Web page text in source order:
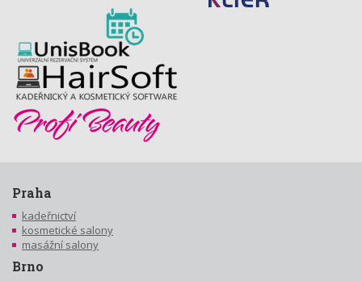
Praha
kadeřnictví
kosmetické salony
masážní salony
Brno